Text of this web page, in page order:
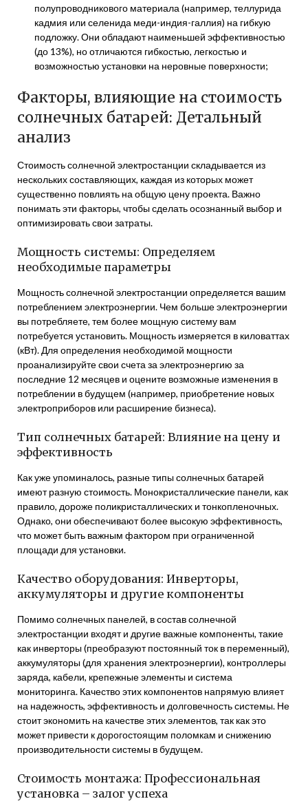
полупроводникового материала (например, теллурида
кадмия или селенида меди-индия-галлия) на гибкую
подложку. Они обладают наименьшей эффективностью
(до 13%), но отличаются гибкостью, легкостью и
возможностью установки на неровные поверхности;
Факторы, влияющие на стоимость
солнечных батарей: Детальный
анализ
Стоимость солнечной электростанции складывается из
нескольких составляющих, каждая из которых может
существенно повлиять на общую цену проекта. Важно
понимать эти факторы, чтобы сделать осознанный выбор и
оптимизировать свои затраты.
Мощность системы: Определяем
необходимые параметры
Мощность солнечной электростанции определяется вашим
потреблением электроэнергии. Чем больше электроэнергии
вы потребляете, тем более мощную систему вам
потребуется установить. Мощность измеряется в киловаттах
(кВт). Для определения необходимой мощности
проанализируйте свои счета за электроэнергию за
последние 12 месяцев и оцените возможные изменения в
потреблении в будущем (например, приобретение новых
электроприборов или расширение бизнеса).
Тип солнечных батарей: Влияние на цену и
эффективность
Как уже упоминалось, разные типы солнечных батарей
имеют разную стоимость. Монокристаллические панели, как
правило, дороже поликристаллических и тонкопленочных.
Однако, они обеспечивают более высокую эффективность,
что может быть важным фактором при ограниченной
площади для установки.
Качество оборудования: Инверторы,
аккумуляторы и другие компоненты
Помимо солнечных панелей, в состав солнечной
электростанции входят и другие важные компоненты, такие
как инверторы (преобразуют постоянный ток в переменный),
аккумуляторы (для хранения электроэнергии), контроллеры
заряда, кабели, крепежные элементы и система
мониторинга. Качество этих компонентов напрямую влияет
на надежность, эффективность и долговечность системы. Не
стоит экономить на качестве этих элементов, так как это
может привести к дорогостоящим поломкам и снижению
производительности системы в будущем.
Стоимость монтажа: Профессиональная
установка – залог успеха